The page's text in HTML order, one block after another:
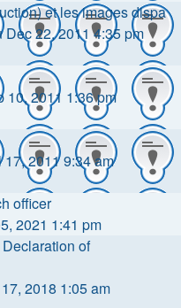
et les images dispa
Dec 22, 2011 4:35 pm
10, 2011 1:36 pm
17, 2011 9:34 am
officer
2021 1:41 pm
of
2018 1:05 am